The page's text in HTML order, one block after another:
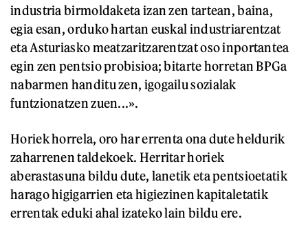
industria birmoldaketa izan zen tartean, baina,
egia esan, orduko hartan euskal industriarentzat
eta Asturiasko meatzaritzarentzat oso inportantea
egin zen pentsio probisioa; bitarte horretan BPGa
nabarmen handitu zen, igogailu sozialak
funtzionatzen zuen...».
Horiek horrela, oro har errenta ona dute heldurik
zaharrenen taldekoek. Herritar horiek
aberastasuna bildu dute, lanetik eta pentsioetatik
harago higigarrien eta higiezinen kapitaletatik
errentak eduki ahal izateko lain bildu ere.